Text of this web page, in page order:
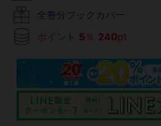
全巻分ブックカバー
ポイント 5 ％ 240pt